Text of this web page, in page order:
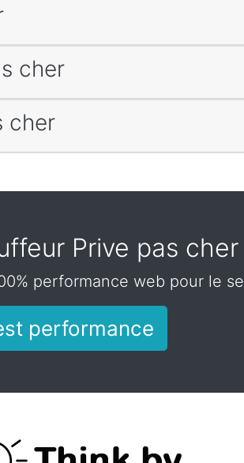
cher
cher
Prive pas cher
performance web pour le